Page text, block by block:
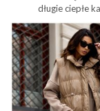
długie ciepłe